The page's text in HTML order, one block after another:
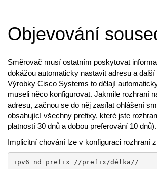
Objevování
Směrovač musí ostatním poskytovat
dokážou automaticky nastavit adresu a další
Výrobky Cisco Systems to dělají
museli něco konfigurovat. Jakmile rozhraní
adresu, začnou se do něj zasílat ohlášení
obsahující všechny prefixy, které jste
platností 30 dnů a dobou preferování 10 dnů).
Implicitní chování lze v konfiguraci rozhraní
ipv6 nd prefix //prefix/délka//